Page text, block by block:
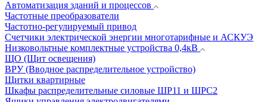
Автоматизация зданий и процессов
Частотные преобразователи
Частотно-регулируемый привод
Счетчики электрической энергии многотарифные и АСКУЭ
Низковольтные комплектные устройства 0,4кВ
ЩО (Щит освещения)
ВРУ (Вводное распределительное устройство)
Щитки квартирные
Шкафы распределительные силовые ШР11 и ШРС2